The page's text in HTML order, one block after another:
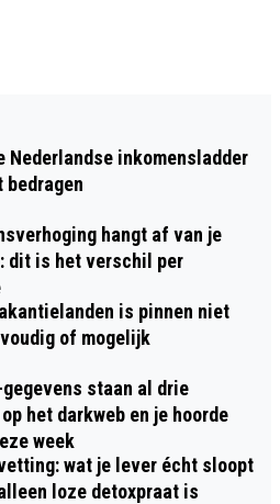
Nederlandse inkomensladder
bedragen
hangt af van je
dit is het verschil per
is pinnen niet
of mogelijk
staan al drie
het darkweb en je hoorde
week
wat je lever écht sloopt
loze detoxpraat is